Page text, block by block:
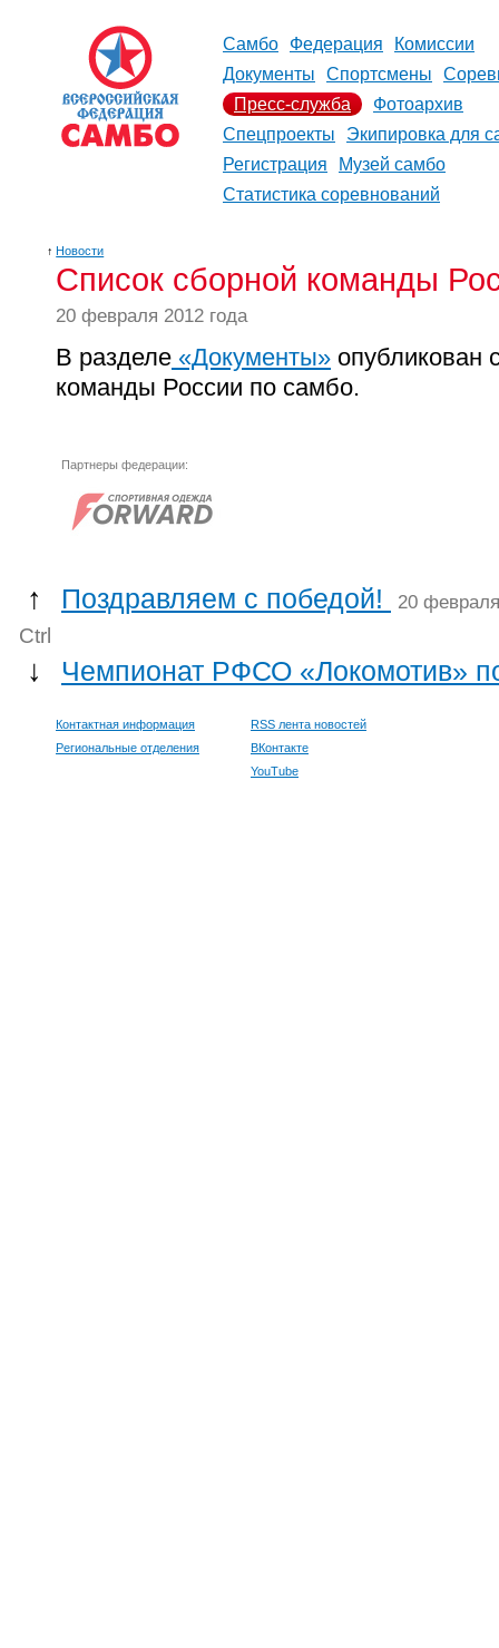
Самбо Федерация
Комиссии
Документы
Спортсмены
Пресс-служба
Фотоархив
Спецпроекты
Экипировка для
Регистрация
Музей самбо
Статистика соревнований
↑ Новости
Cпиcок сборной команды
20 февраля 2012 года
В разделе «Документы» опубликован
команды России по самбо.
Партнеры федерации:
↑ Поздравляем с победой! 20
Ctrl
↓ Чемпионат РФСО «Локомотив»
Контактная информация
Региональные отделения
RSS лента новостей
ВКонтакте
YouTube